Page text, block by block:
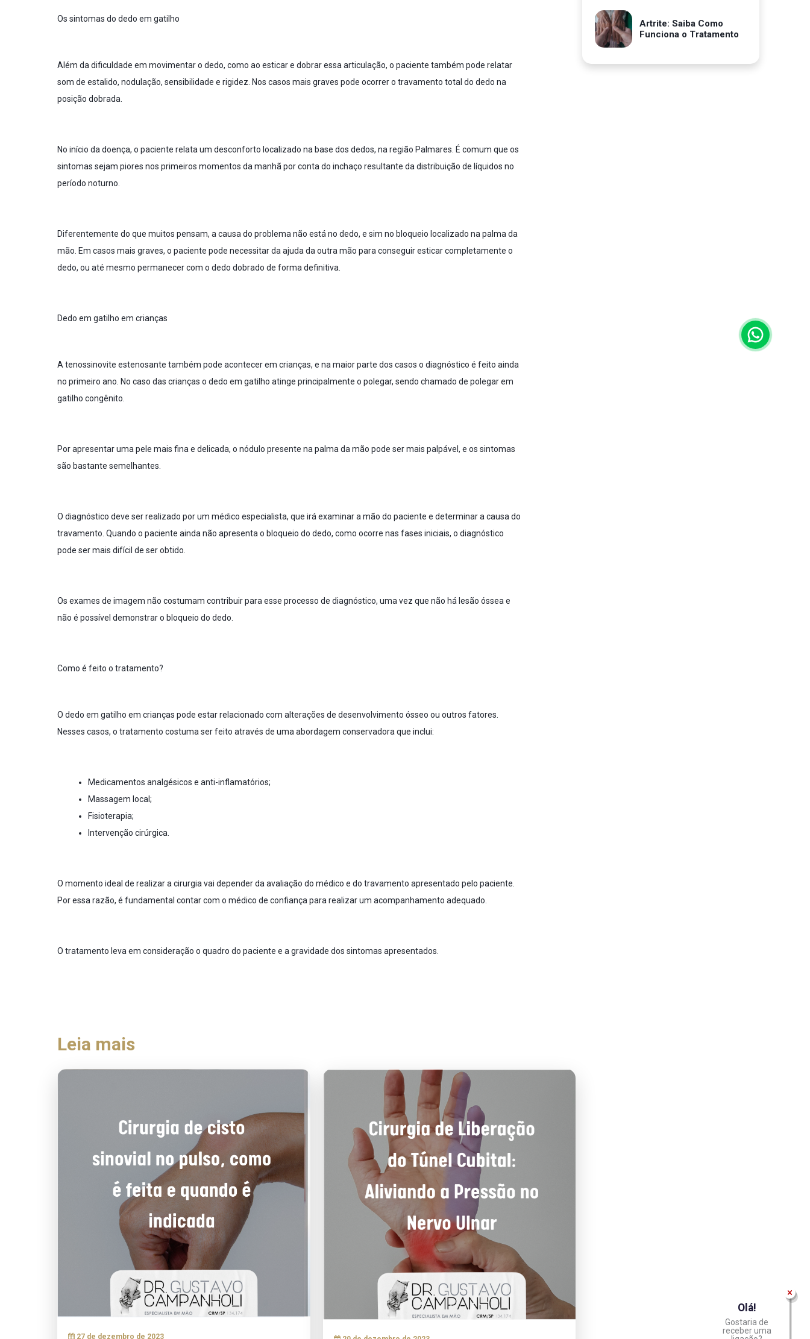
Os sintomas do dedo em gatilho
Além da dificuldade em movimentar o dedo, como ao esticar e dobrar essa articulação, o paciente também pode relatar
som de estalido, nodulação, sensibilidade e rigidez. Nos casos mais graves pode ocorrer o travamento total do dedo na
posição dobrada.
No início da doença, o paciente relata um desconforto localizado na base dos dedos, na região Palmares. É comum que os
sintomas sejam piores nos primeiros momentos da manhã por conta do inchaço resultante da distribuição de líquidos no
período noturno.
Diferentemente do que muitos pensam, a causa do problema não está no dedo, e sim no bloqueio localizado na palma da
mão. Em casos mais graves, o paciente pode necessitar da ajuda da outra mão para conseguir esticar completamente o
dedo, ou até mesmo permanecer com o dedo dobrado de forma definitiva.
Dedo em gatilho em crianças
A tenossinovite estenosante também pode acontecer em crianças, e na maior parte dos casos o diagnóstico é feito ainda
no primeiro ano. No caso das crianças o dedo em gatilho atinge principalmente o polegar, sendo chamado de polegar em
gatilho congênito.
Por apresentar uma pele mais fina e delicada, o nódulo presente na palma da mão pode ser mais palpável, e os sintomas
são bastante semelhantes.
O diagnóstico deve ser realizado por um médico especialista, que irá examinar a mão do paciente e determinar a causa do
travamento. Quando o paciente ainda não apresenta o bloqueio do dedo, como ocorre nas fases iniciais, o diagnóstico
pode ser mais difícil de ser obtido.
Os exames de imagem não costumam contribuir para esse processo de diagnóstico, uma vez que não há lesão óssea e
não é possível demonstrar o bloqueio do dedo.
Como é feito o tratamento?
O dedo em gatilho em crianças pode estar relacionado com alterações de desenvolvimento ósseo ou outros fatores.
Nesses casos, o tratamento costuma ser feito através de uma abordagem conservadora que inclui:
Medicamentos analgésicos e anti-inflamatórios;
Massagem local;
Fisioterapia;
Intervenção cirúrgica.
O momento ideal de realizar a cirurgia vai depender da avaliação do médico e do travamento apresentado pelo paciente.
Por essa razão, é fundamental contar com o médico de confiança para realizar um acompanhamento adequado.
O tratamento leva em consideração o quadro do paciente e a gravidade dos sintomas apresentados.
Artrite: Saiba Como
Funciona o Tratamento
Leia mais
27 de dezembro de 2023
Olá!
Gostaria de
receber uma
27